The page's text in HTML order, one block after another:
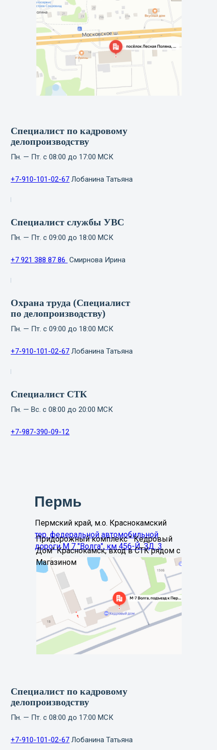
Специалист по кадровому
делопроизводству
Пн. — Пт. с 08:00 до 17:00 МСК
+7-910-101-02-67 Лобанина Татьяна
Специалист службы УВС
Пн. — Пт. с 09:00 до 18:00 МСК
+7 921 388 87 86 Смирнова Ирина
Охрана труда (Специалист
по делопроизводству)
Пн. — Пт. с 09:00 до 18:00 МСК
+7-910-101-02-67 Лобанина Татьяна
Специалист СТК
Пн. — Вс. с 08:00 до 20:00 МСК
+7-987-390-09-12
Пермь
Пермский край, м.о. Краснокамский
тер. федеральной автомобильной
дороги M 7 "Волга", км 456-Й, ЗД. 3
Придорожный комплекс " Кедровый
Дом" Краснокамск, вход в СТК рядом с
Магазином
Специалист по кадровому
делопроизводству
Пн. — Пт. с 08:00 до 17:00 МСК
+7-910-101-02-67 Лобанина Татьяна